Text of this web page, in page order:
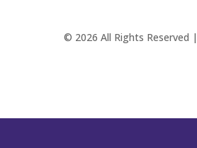
© 2026 All Rights Reserved